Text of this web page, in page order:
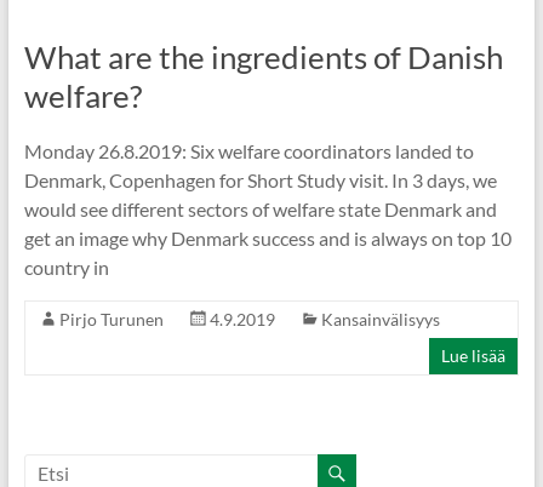
What are the ingredients of Danish
welfare?
Monday 26.8.2019: Six welfare coordinators landed to
Denmark, Copenhagen for Short Study visit. In 3 days, we
would see different sectors of welfare state Denmark and
get an image why Denmark success and is always on top 10
country in
Pirjo Turunen 4.9.2019
Kansainvälisyys
Lue lisää